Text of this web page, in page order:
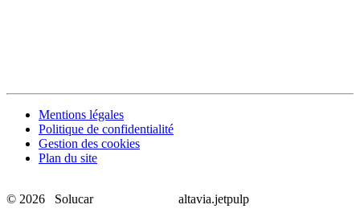
Mentions légales
Politique de confidentialité
Gestion des cookies
Plan du site
© 2026 Solucar altavia.jetpulp